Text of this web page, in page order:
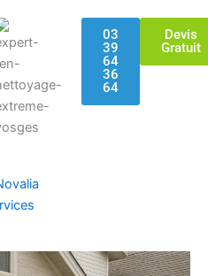
03
39
64
36
64
Devis
Gratuit